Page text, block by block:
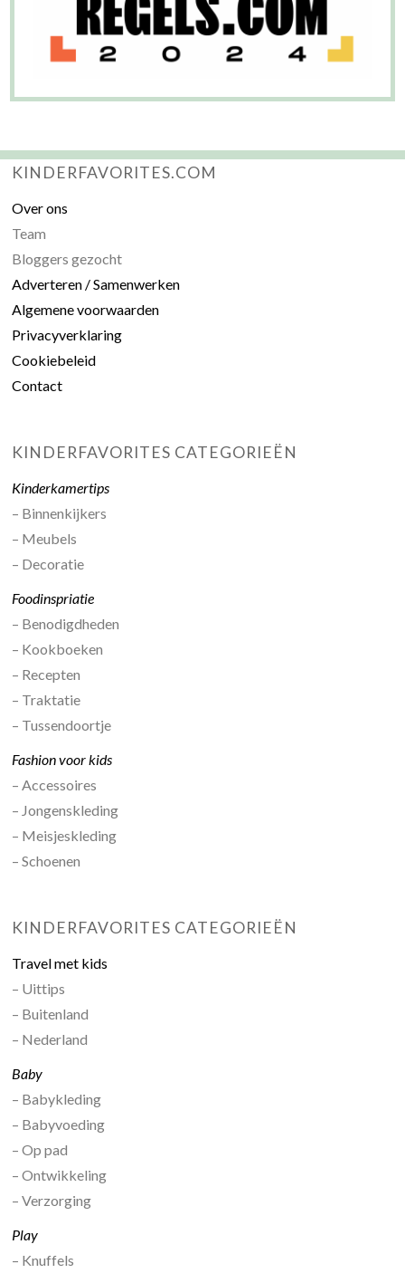
KINDERFAVORITES.COM
Over ons
Team
Bloggers gezocht
Adverteren / Samenwerken
Algemene voorwaarden
Privacyverklaring
Cookiebeleid
Contact
KINDERFAVORITES CATEGORIEËN
Kinderkamertips
– Binnenkijkers
– Meubels
– Decoratie
Foodinspriatie
– Benodigdheden
– Kookboeken
– Recepten
– Traktatie
– Tussendoortje
Fashion voor kids
– Accessoires
– Jongenskleding
– Meisjeskleding
– Schoenen
KINDERFAVORITES CATEGORIEËN
Travel met kids
– Uittips
– Buitenland
– Nederland
Baby
– Babykleding
– Babyvoeding
– Op pad
– Ontwikkeling
– Verzorging
Play
– Knuffels